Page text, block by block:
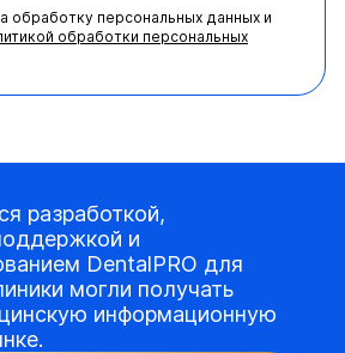
обработку персональных данных и
обработки персональных
разработкой,
и
DentalPRO для
могли получать
информационную